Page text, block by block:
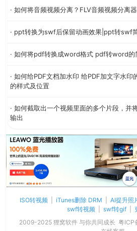
· 如何将音频视频分离？FLV音频视频分离器
· ppt转换为swf后保留动画效果|ppt转swf
· 如何将pdf转换成word格式 pdf转word的
· 如何给PDF文档加水印 给PDF加文字水
的样式及位置
· 如何截取出一个视频里面的多个片段，并
输出
ISO转视频 iTunes删除 DRM AI提升照
swf转视频
swf转gif
2009-2025 狸窝软件 与你共同成长 粤ICP